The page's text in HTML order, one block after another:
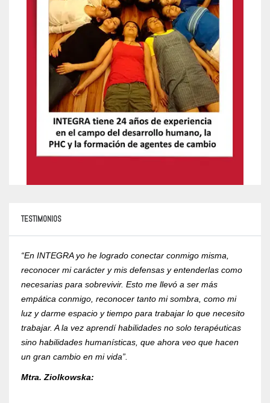
TESTIMONIOS
“En INTEGRA yo he logrado conectar conmigo misma,
reconocer mi carácter y mis defensas y entenderlas como
necesarias para sobrevivir. Esto me llevó a ser más
empática conmigo, reconocer tanto mi sombra, como mi
luz y darme espacio y tiempo para trabajar lo que necesito
trabajar. A la vez aprendí habilidades no solo terapéuticas
sino habilidades humanísticas, que ahora veo que hacen
un gran cambio en mi vida”.
Mtra. Ziolkowska: